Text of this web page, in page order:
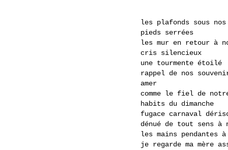
les plafonds sous nos
pieds serrées
les mur en retour à
cris silencieux
une tourmente étoilé
rappel de nos
amer
comme le fiel de
habits du dimanche
fugace carnaval
dénué de tout sens à
les mains pendantes
je regarde ma mère